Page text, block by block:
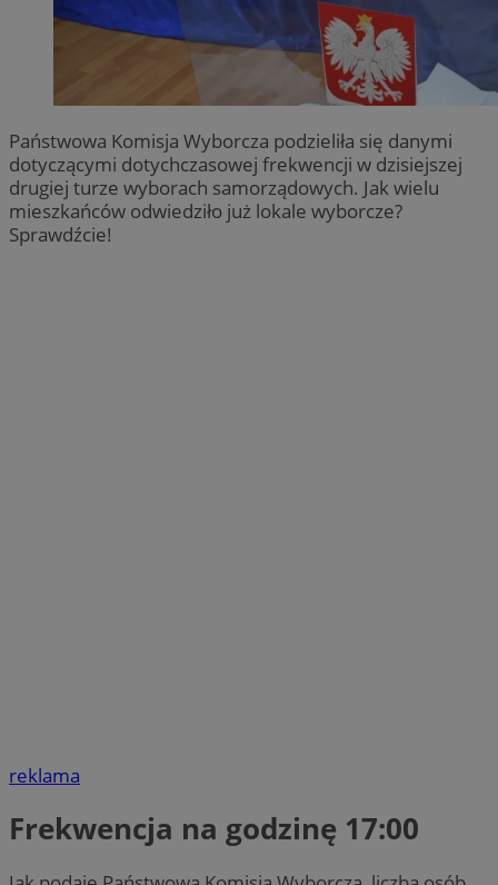
Państwowa Komisja Wyborcza podzieliła się danymi
dotyczącymi dotychczasowej frekwencji w dzisiejszej
drugiej turze wyborach samorządowych. Jak wielu
mieszkańców odwiedziło już lokale wyborcze?
Sprawdźcie!
reklama
Frekwencja na godzinę 17:00